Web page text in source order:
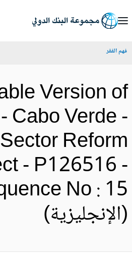
الفقر
Version
- Cabo Verde
Sector
- P126516
No :